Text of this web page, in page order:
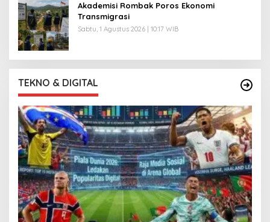
Akademisi Rombak Poros Ekonomi
Transmigrasi
Sabtu, 1 Agustus 2026 | 10:17 WIB
TEKNO & DIGITAL